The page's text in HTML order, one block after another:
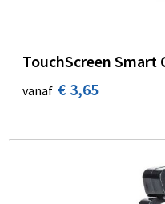
TouchScreen Smart
vanaf € 3,65